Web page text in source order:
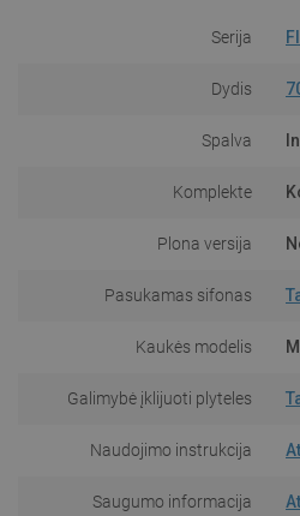
Serija
Dydis
Spalva
Komplekte
Plona versija
Pasukamas sifonas
Kaukės modelis
Galimybė įklijuoti plyteles
Naudojimo instrukcija
Saugumo informacija